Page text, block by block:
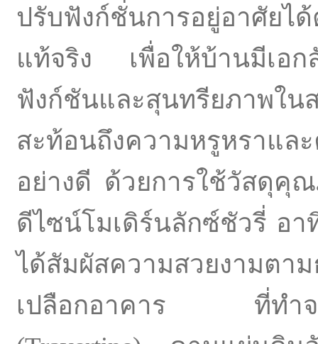
ปรับฟังก์ชั่นการอยู่อาศัยไ
แท้จริง เพื่อให้บ้านมีเอ
ฟังก์ชันและสุนทรียภาพใน
สะท้อนถึงความหรูหราและ
อย่างดี ด้วยการใช้วัสดุคุ
ดีไซน์โมเดิร์นลักซ์ชัวรี่ อ
ได้สัมผัสความสวยงามตาม
เปลือกอาคาร ที่ทำจาก